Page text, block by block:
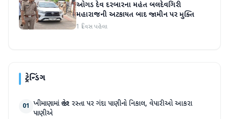
ઓગડ દેવ દરબારના મહંત બલદેવગિરી
મહારાજની અટકાયત બાદ જામીન પર મુક્તિ
1 દિવસ પહેલા
ટ્રેન્ડિંગ
01 ખીમાણામાં જાહેર રસ્તા પર ગંદા પાણીનો નિકાલ, વેપારીઓ આકરા
પાણીએ